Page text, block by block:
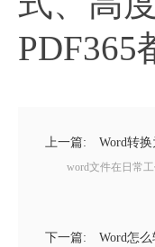
上一篇: Word转
word文件在日常工
下一篇: Word怎